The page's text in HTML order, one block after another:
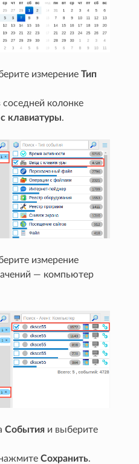
измерениеТип
соседней колонке
клавиатуры.
измерение
— компьютер
События и выберите
нажмитеСохранить.